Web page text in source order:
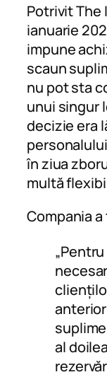
PotrivitThe
ianuarie
impune
scaun
nu pot sta
unui singur
decizie era
în ziua
multă
Compania
al